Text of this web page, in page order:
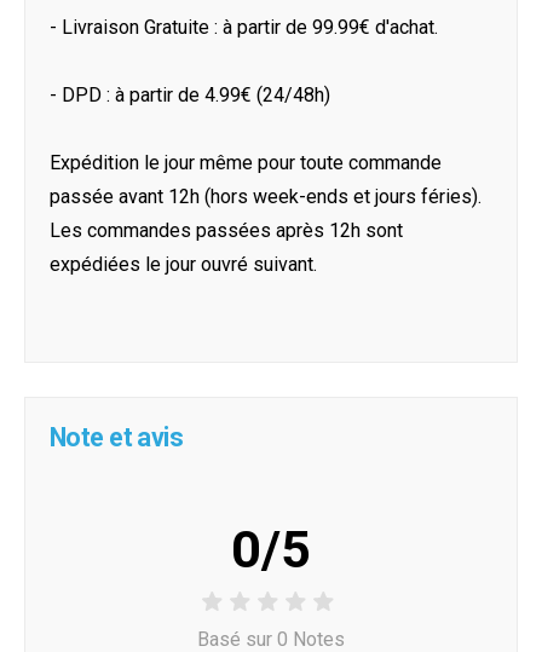
- Livraison Gratuite : à partir de 99.99€ d'achat.
- DPD : à partir de 4.99€ (24/48h)
Expédition le jour même pour toute commande
passée avant 12h (hors week-ends et jours féries).
Les commandes passées après 12h sont
expédiées le jour ouvré suivant.
Note et avis
0/5
Basé sur 0 Notes